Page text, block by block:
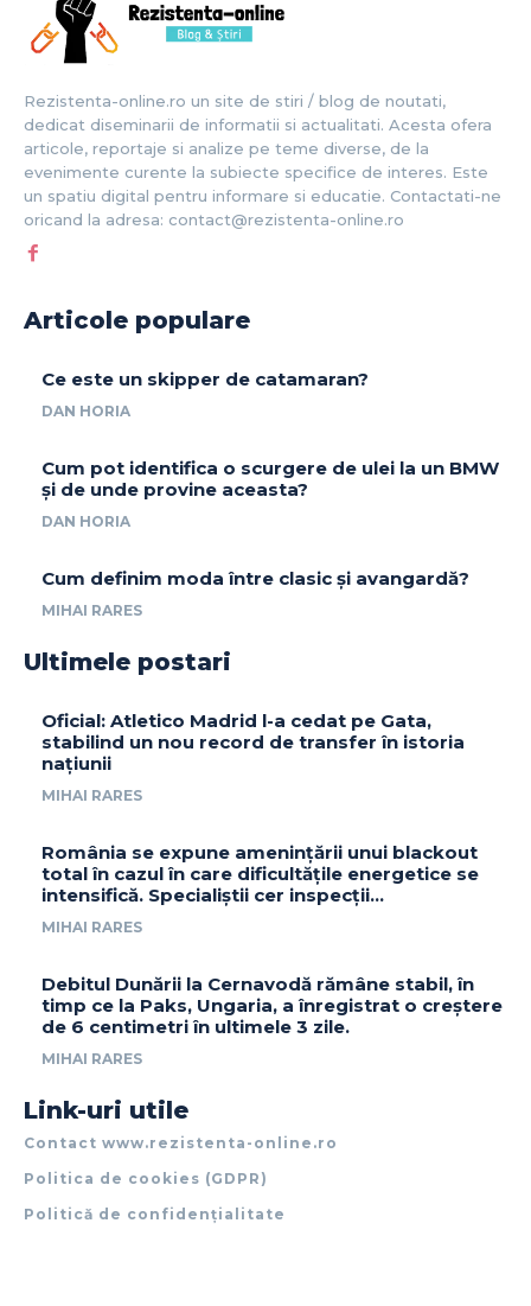
Rezistenta-online.ro un site de stiri / blog de noutati,
dedicat diseminarii de informatii si actualitati. Acesta ofera
articole, reportaje si analize pe teme diverse, de la
evenimente curente la subiecte specifice de interes. Este
un spatiu digital pentru informare si educatie. Contactati-ne
oricand la adresa: contact@rezistenta-online.ro
Articole populare
Ce este un skipper de catamaran?
DAN HORIA
Cum pot identifica o scurgere de ulei la un BMW
și de unde provine aceasta?
DAN HORIA
Cum definim moda între clasic și avangardă?
MIHAI RARES
Ultimele postari
Oficial: Atletico Madrid l-a cedat pe Gata,
stabilind un nou record de transfer în istoria
națiunii
MIHAI RARES
România se expune amenințării unui blackout
total în cazul în care dificultățile energetice se
intensifică. Specialiștii cer inspecții…
MIHAI RARES
Debitul Dunării la Cernavodă rămâne stabil, în
timp ce la Paks, Ungaria, a înregistrat o creștere
de 6 centimetri în ultimele 3 zile.
MIHAI RARES
Link-uri utile
Contact www.rezistenta-online.ro
Politica de cookies (GDPR)
Politică de confidențialitate